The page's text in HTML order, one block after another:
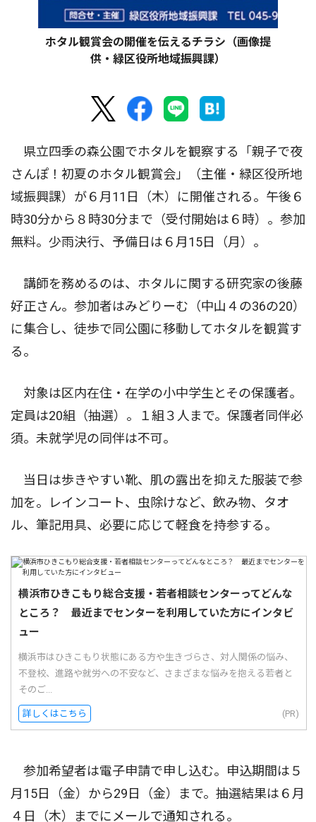
ホタル観賞会の開催を伝えるチラシ（画像提
供・緑区役所地域振興課）
県立四季の森公園でホタルを観察する「親子で夜
さんぽ！初夏のホタル観賞会」（主催・緑区役所地
域振興課）が６月11日（木）に開催される。午後６
時30分から８時30分まで（受付開始は６時）。参加
無料。少雨決行、予備日は６月15日（月）。
講師を務めるのは、ホタルに関する研究家の後藤
好正さん。参加者はみどりーむ（中山４の36の20）
に集合し、徒歩で同公園に移動してホタルを観賞す
る。
対象は区内在住・在学の小中学生とその保護者。
定員は20組（抽選）。１組３人まで。保護者同伴必
須。未就学児の同伴は不可。
当日は歩きやすい靴、肌の露出を抑えた服装で参
加を。レインコート、虫除けなど、飲み物、タオ
ル、筆記用具、必要に応じて軽食を持参する。
横浜市ひきこもり総合支援・若者相談センターってどんな
ところ？ 最近までセンターを利用していた方にインタビ
ュー
横浜市はひきこもり状態にある方や生きづらさ、対人関係の悩み、
不登校、進路や就労への不安など、さまざまな悩みを抱える若者と
そのご...
詳しくはこちら (PR)
参加希望者は電子申請で申し込む。申込期間は５
月15日（金）から29日（金）まで。抽選結果は６月
４日（木）までにメールで通知される。